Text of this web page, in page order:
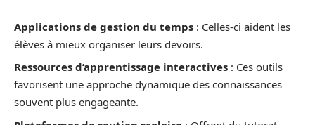
Applications de gestion du temps : Celles-ci aident les
élèves à mieux organiser leurs devoirs.
Ressources d’apprentissage interactives : Ces outils
favorisent une approche dynamique des connaissances
souvent plus engageante.